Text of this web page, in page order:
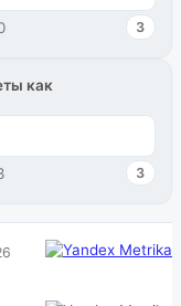
481Исправим
3
как
3